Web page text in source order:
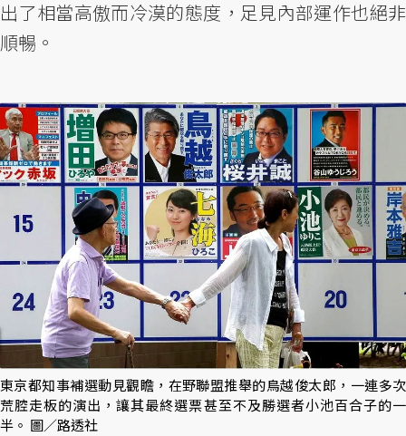
出了相當高傲而冷漠的態度，足見內部運作也絕非
順暢。
東京都知事補選動見觀瞻，在野聯盟推舉的鳥越俊太郎，一連多次
荒腔走板的演出，讓其最終選票甚至不及勝選者小池百合子的一
半。 圖／路透社